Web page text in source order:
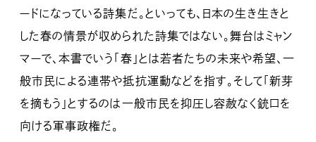
ードになっている詩集だ。といっても、日本の生き生きと
した春の情景が収められた詩集ではない。舞台はミャン
マーで、本書でいう「春」とは若者たちの未来や希望、一
般市民による連帯や抵抗運動などを指す。そして「新芽
を摘もう」とするのは一般市民を抑圧し容赦なく銃口を
向ける軍事政権だ。